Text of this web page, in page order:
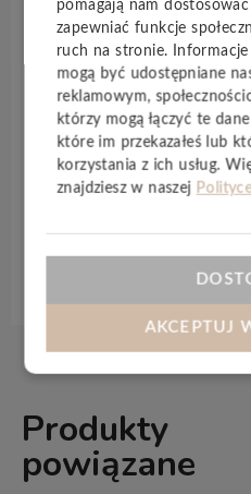
pozwala nawet na
posadzki i ponowne jej
Zawarte w panelach jony
rozwijanie się bakterii i
nie zbiera kurzu. Jest to
dziecka, sypialni czy
przebywają alergicy.
Produkty
powiązane
pomagają nam
zapewniać funkcje
ruch na stronie.
mogą być udostępniane
reklamowym,
którzy mogą łączyć te
które im przekazałeś lub
korzystania z ich usług.
znajdziesz w naszej
AKCEPTUJ